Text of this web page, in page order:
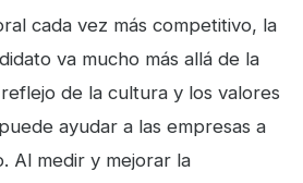
cada vez más competitivo, la
va mucho más allá de la
de la cultura y los valores
ayudar a las empresas a
Al medir y mejorar la